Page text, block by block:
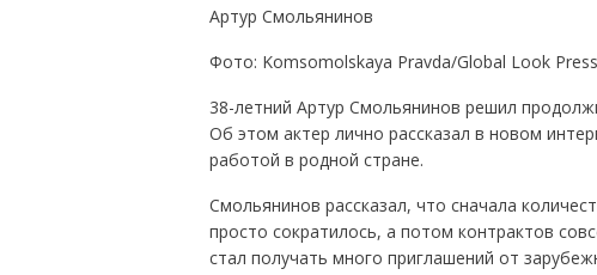
Артур Смольянинов
Фото: Komsomolskaya Pravda/Global Look Press
38-летний Артур Смольянинов решил
Об этом актер лично рассказал в новом
работой в родной стране.
Смольянинов рассказал, что сначала
просто сократилось, а потом контрактов
стал получать много приглашений от